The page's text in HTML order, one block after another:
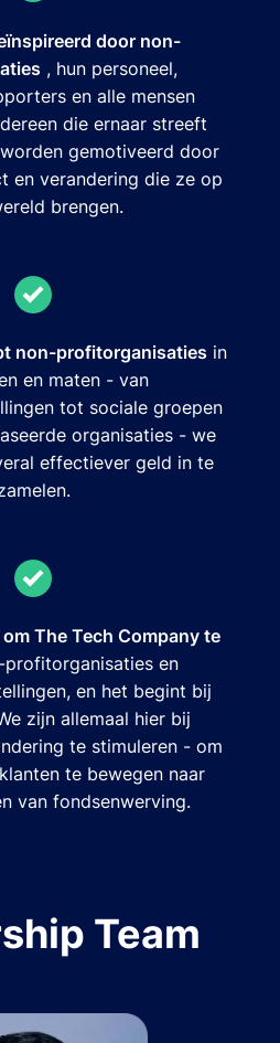
door non-
, hun personeel,
en alle mensen
die ernaar streeft
gemotiveerd door
en verandering die ze op
brengen.
non-profitorganisatiesin
en maten - van
tot sociale groepen
organisaties - we
effectiever geld in te
The Tech Company te
en
en het begint bij
zijn allemaal hier bij
te stimuleren - om
te bewegen naar
van fondsenwerving.
Team